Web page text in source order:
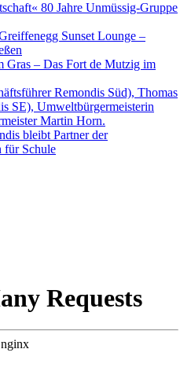
80 Jahre Unmüssig-Gruppe
Sunset Lounge –
Gras – Das Fort de Mutzig im
bleibt Partner der
Schule